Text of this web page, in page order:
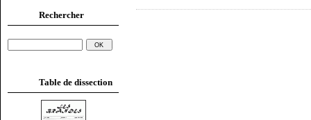
Rechercher
Table de dissection